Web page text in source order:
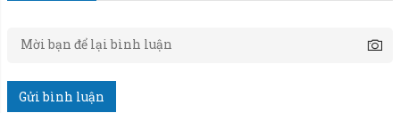
1 đầu cân điện tử DI28SS.
Gửi bình luận